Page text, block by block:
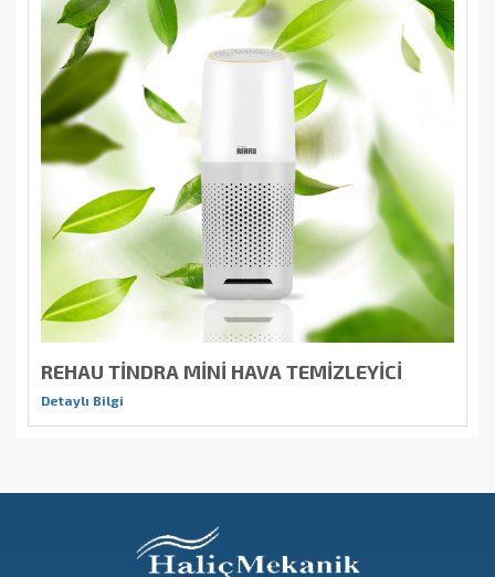
REHAU TİNDRA MİNİ HAVA TEMİZLEYİCİ
Detaylı Bilgi